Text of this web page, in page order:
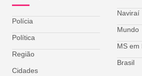
Polícia
Política
Região
Cidades
Naviraí
Mundo
MS em
Brasil